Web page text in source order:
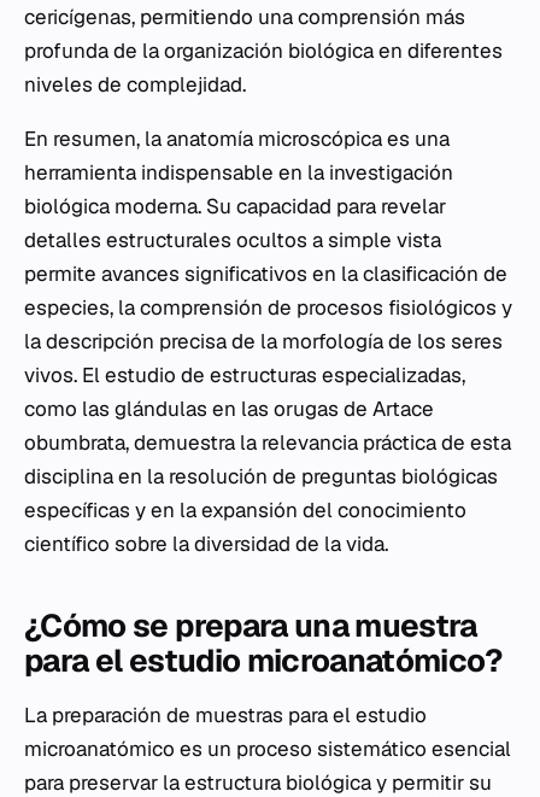
cericígenas, permitiendo una comprensión más
profunda de la organización biológica en diferentes
niveles de complejidad.
En resumen, la anatomía microscópica es una
herramienta indispensable en la investigación
biológica moderna. Su capacidad para revelar
detalles estructurales ocultos a simple vista
permite avances significativos en la clasificación de
especies, la comprensión de procesos fisiológicos y
la descripción precisa de la morfología de los seres
vivos. El estudio de estructuras especializadas,
como las glándulas en las orugas de Artace
obumbrata, demuestra la relevancia práctica de esta
disciplina en la resolución de preguntas biológicas
específicas y en la expansión del conocimiento
científico sobre la diversidad de la vida.
¿Cómo se prepara una muestra
para el estudio microanatómico?
La preparación de muestras para el estudio
microanatómico es un proceso sistemático esencial
para preservar la estructura biológica y permitir su